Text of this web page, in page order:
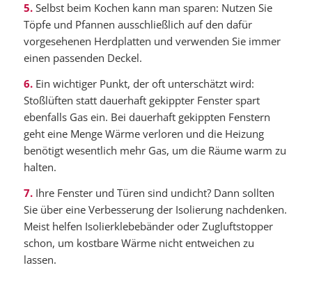
5. Selbst beim Kochen kann man sparen: Nutzen Sie
Töpfe und Pfannen ausschließlich auf den dafür
vorgesehenen Herdplatten und verwenden Sie immer
einen passenden Deckel.
6. Ein wichtiger Punkt, der oft unterschätzt wird:
Stoßlüften statt dauerhaft gekippter Fenster spart
ebenfalls Gas ein. Bei dauerhaft gekippten Fenstern
geht eine Menge Wärme verloren und die Heizung
benötigt wesentlich mehr Gas, um die Räume warm zu
halten.
7.Ihre Fenster und Türen sind undicht? Dann sollten
Sie über eine Verbesserung der Isolierung nachdenken.
Meist helfen Isolierklebebänder oder Zugluftstopper
schon, um kostbare Wärme nicht entweichen zu
lassen.